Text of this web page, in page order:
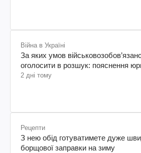
Війна в Україні
За яких умов
оголосити в розшук: пояснення
2 дні тому
Рецепти
З нею обід готуватимете дуже
борщової заправки на зиму